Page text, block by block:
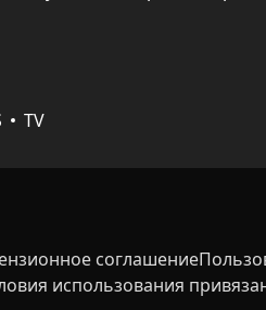
разных уровней сложности
тренирует внимание,
и
TV
соглашение
использования